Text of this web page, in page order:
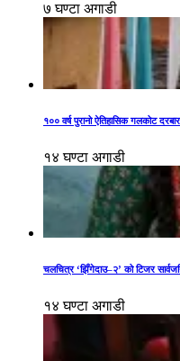
७ घण्टा अगाडी
१०० वर्ष पुरानो ऐतिहासिक गलकोट
१४ घण्टा अगाडी
चलचित्र ‘झिँगेदाउ–२’ को टिजर
१४ घण्टा अगाडी